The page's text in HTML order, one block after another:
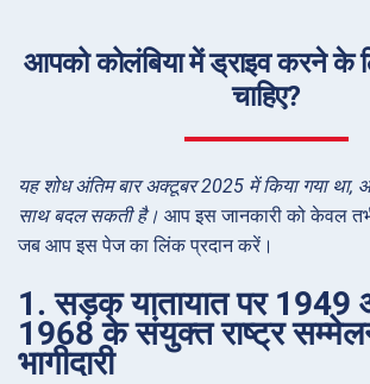
आपको कोलंबिया में ड्राइव करने के
चाहिए?
यह शोध अंतिम बार अक्टूबर 2025 में किया गया था,
साथ बदल सकती है। आप इस जानकारी को केवल
जब आप इस पेज का लिंक प्रदान करें।
1. सड़क यातायात पर 1949
1968 के संयुक्त राष्ट्र
भागीदारी